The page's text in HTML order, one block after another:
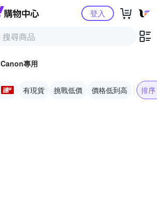
Yahoo購物中心登入
Canon專用
有現貨 挑戰低價 價格低到高 排序